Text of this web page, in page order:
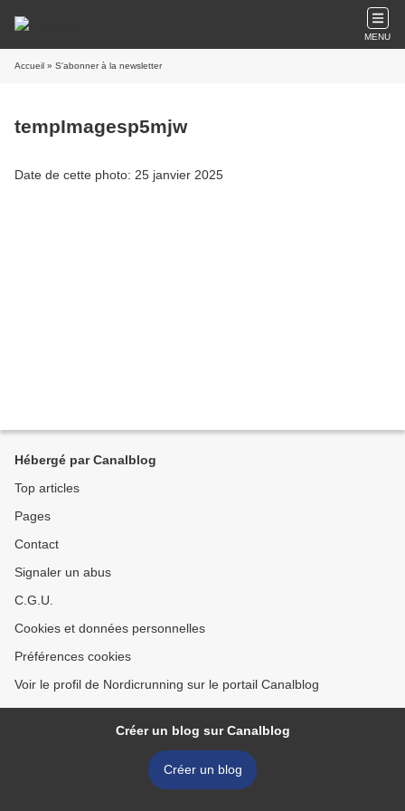
MENU
Accueil » S'abonner à la newsletter
tempImagesp5mjw
Date de cette photo: 25 janvier 2025
Hébergé par Canalblog
Top articles
Pages
Contact
Signaler un abus
C.G.U.
Cookies et données personnelles
Préférences cookies
Voir le profil de Nordicrunning sur le portail Canalblog
Créer un blog sur Canalblog
Créer un blog